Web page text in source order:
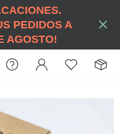
PEDIDOS A
AGOSTO!